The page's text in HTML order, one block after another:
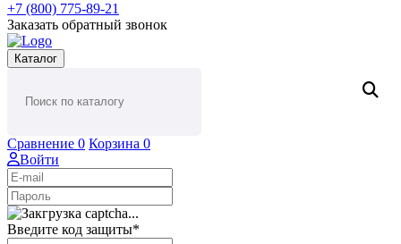
+7 (800) 775-89-21
Заказать обратный звонок
Каталог
Сравнение 0 Корзина 0
Войти
Введите код защиты*